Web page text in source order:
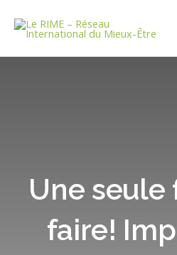
contenu
Une seule
faire!